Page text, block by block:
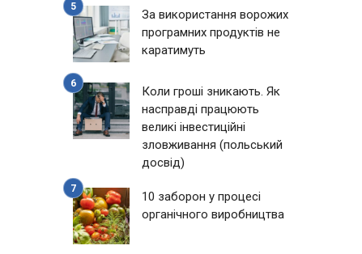
За використання ворожих
програмних продуктів не
каратимуть
Коли гроші зникають. Як
насправді працюють
великі інвестиційні
зловживання (польський
досвід)
10 заборон у процесі
органічного виробництва